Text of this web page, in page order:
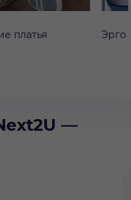
платья Эрго
—